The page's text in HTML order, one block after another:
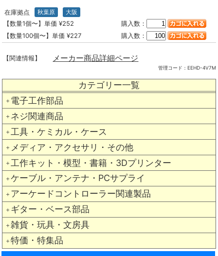
カテゴリー一覧
＋ 電子工作部品
＋ ネジ関連商品
＋ 工具・ケミカル・ケース
＋ メディア・アクセサリ・その他
＋ 工作キット・模型・書籍・3Dプリンター
＋ ケーブル・アンテナ・PCサプライ
＋ アーケードコントローラー関連製品
＋ ギター・ベース部品
＋ 雑貨・玩具・文房具
＋ 特価・特集品
在庫拠点 秋葉原 大阪
【数量1個〜】単価 ¥252
購入数：
【数量100個〜】単価 ¥227
購入数：
【関連情報】 メーカー商品詳細ページ
管理コード： EEHD-4V7M